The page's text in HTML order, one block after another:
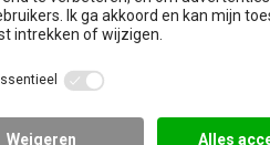
Praktijklocaties
Limburg